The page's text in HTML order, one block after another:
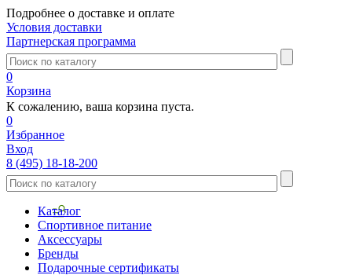
Подробнее о доставке и оплате
Условия доставки
Партнерская программа
0
Корзина
К сожалению, ваша корзина пуста.
0
Избранное
Вход
8 (495) 18-18-200
Каталог
Спортивное питание
Аксессуары
Бренды
Подарочные сертификаты